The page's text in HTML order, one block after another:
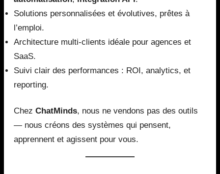
Solutions personnalisées et évolutives, prêtes à
l’emploi.
Architecture multi-clients idéale pour agences et
SaaS.
Suivi clair des performances : ROI, analytics, et
reporting.
ChezChatMinds, nous ne vendons pas des outils
— nous créons des systèmes qui pensent,
apprennent et agissent pour vous.